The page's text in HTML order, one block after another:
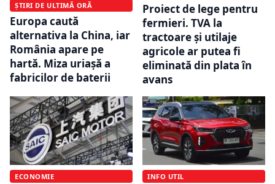
ȘTIRI DE ULTIMĂ ORĂ
Europa caută
alternativa la China, iar
România apare pe
hartă. Miza uriașă a
fabricilor de baterii
Proiect de lege pentru
fermieri. TVA la
tractoare și utilaje
agricole ar putea fi
eliminată din plata în
avans
ECONOMIE INFO UTIL